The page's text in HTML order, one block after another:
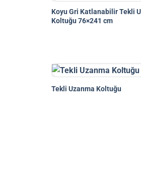
Koyu Gri Katlanabilir Tekli
Koltuğu 76×241 cm
Tekli Uzanma Koltuğu